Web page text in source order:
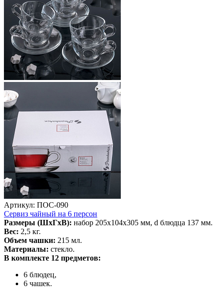
Артикул: ПОС-090
Сервиз чайный на 6 персон
Размеры (ШхГхВ): набор 205х104х305 мм, d блюдца 137 мм.
Вес: 2,5 кг.
Объем чашки: 215 мл.
Материалы: стекло.
В комплекте 12 предметов:
6 блюдец,
6 чашек.